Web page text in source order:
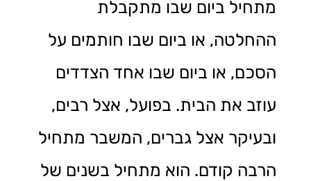
מתחיל ביום שבו מתקבלת
ההחלטה, או ביום שבו חותמים על
הסכם, או ביום שבו אחד הצדדים
עוזב את הבית. בפועל, אצל רבים,
ובעיקר אצל גברים, המשבר מתחיל
הרבה קודם. הוא מתחיל בשנים של